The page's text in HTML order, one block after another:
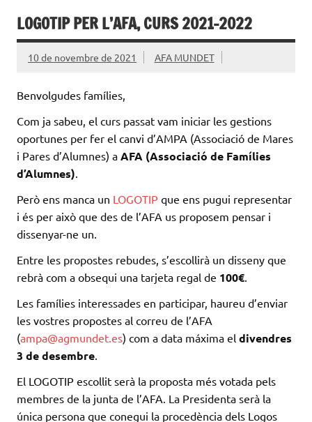
LOGOTIP PER L’AFA, CURS 2021-2022
10 de novembre de 2021 AFA MUNDET
Benvolgudes famílies,
Com ja sabeu, el curs passat vam iniciar les gestions
oportunes per fer el canvi d’AMPA (Associació de Mares
i Pares d’Alumnes) a AFA (Associació de Famílies
d’Alumnes).
Però ens manca un LOGOTIP que ens pugui representar
i és per això que des de l’AFA us proposem pensar i
dissenyar-ne un.
Entre les propostes rebudes, s’escollirà un disseny que
rebrà com a obsequi una tarjeta regal de 100€.
Les famílies interessades en participar, haureu d’enviar
les vostres propostes al correu de l’AFA
(ampa@agmundet.es) com a data máxima el divendres
3 de desembre.
El LOGOTIP escollit serà la proposta més votada pels
membres de la junta de l’AFA. La Presidenta serà la
única persona que conegui la procedència dels Logos